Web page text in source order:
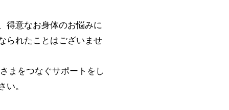
得意なお身体のお悩みに
られたことはございませ
まをつなぐサポートをし
い。